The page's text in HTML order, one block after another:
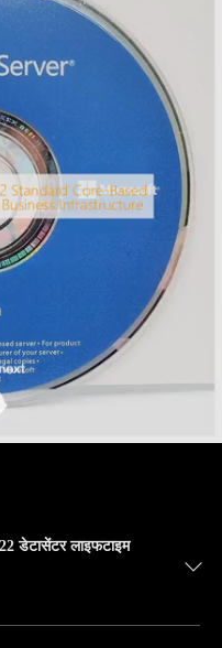
डेटासेंटर लाइफटाइम